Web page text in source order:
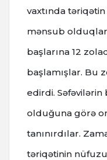
vaxtında
mənsub
başlarına 12
başlamışlar. Bu
edirdi. Səfəvilərin
olduğuna görə
tanınırdılar.
təriqətinin